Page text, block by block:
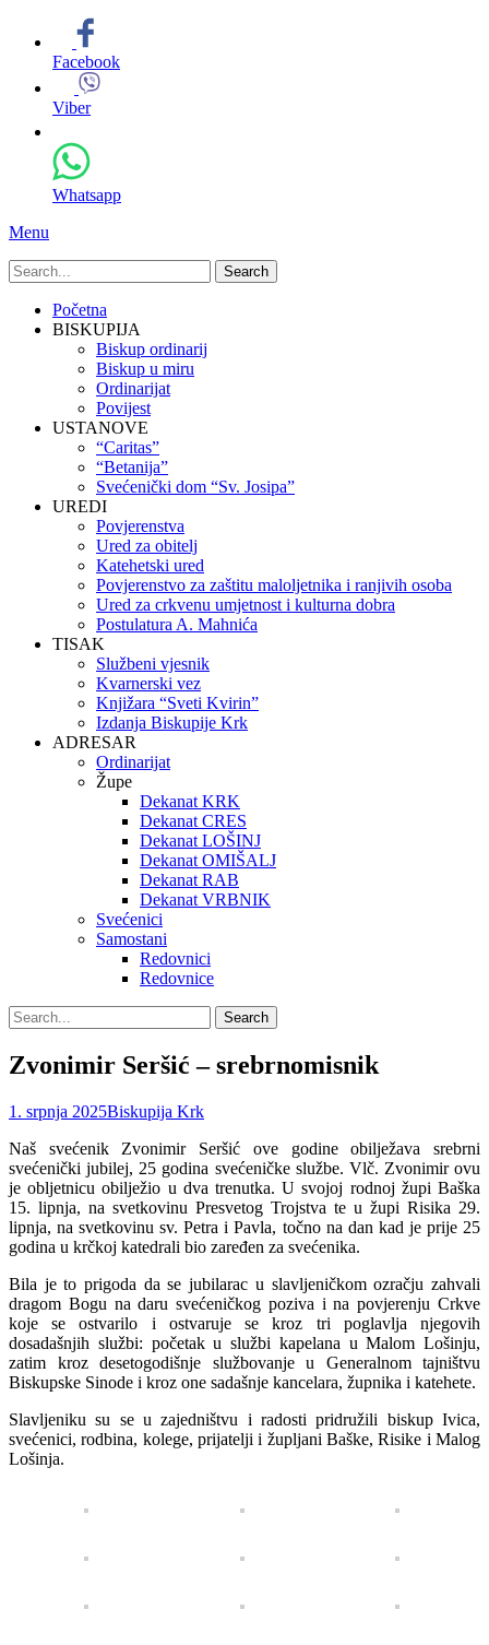
Facebook
Viber
Whatsapp
Menu
Search
for:
Primary
Menu
Skip
Početna
BISKUPIJA
Biskup ordinarij
Biskup u miru
Ordinarijat
Povijest
USTANOVE
“Caritas”
“Betanija”
Svećenički dom “Sv. Josipa”
UREDI
Povjerenstva
Ured za obitelj
Katehetski ured
Povjerenstvo za zaštitu maloljetnika i ranjivih osoba
Ured za crkvenu umjetnost i kulturna dobra
Postulatura A. Mahnića
TISAK
Službeni vjesnik
Kvarnerski vez
Knjižara “Sveti Kvirin”
Izdanja Biskupije Krk
ADRESAR
Ordinarijat
Župe
Dekanat KRK
Dekanat CRES
Dekanat LOŠINJ
Dekanat OMIŠALJ
Dekanat RAB
Dekanat VRBNIK
Svećenici
Samostani
Redovnici
Redovnice
Search
Search
for:
Zvonimir Seršić – srebrnomisnik
Posted
1. srpnja 2025Author
Biskupija Krk
Naš svećenik Zvonimir Seršić ove godine obilježava srebrni
svećenički jubilej, 25 godina svećeničke službe. Vlč. Zvonimir ovu
je obljetnicu obilježio u dva trenutka. U svojoj rodnoj župi Baška
15. lipnja, na svetkovinu Presvetog Trojstva te u župi Risika 29.
lipnja, na svetkovinu sv. Petra i Pavla, točno na dan kad je prije 25
godina u krčkoj katedrali bio zaređen za svećenika.
Bila je to prigoda da se jubilarac u slavljeničkom ozračju zahvali
dragom Bogu na daru svećeničkog poziva i na povjerenju Crkve
koje se ostvarilo i ostvaruje se kroz tri poglavlja njegovih
dosadašnjih službi: početak u službi kapelana u Malom Lošinju,
zatim kroz desetogodišnje službovanje u Generalnom tajništvu
Biskupske Sinode i kroz one sadašnje kancelara, župnika i katehete.
Slavljeniku su se u zajedništvu i radosti pridružili biskup Ivica,
svećenici, rodbina, kolege, prijatelji i župljani Baške, Risike i Malog
Lošinja.